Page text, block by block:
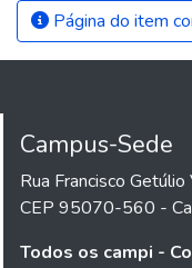
Página do item
Campus-Sede
Rua Francisco
CEP 95070-560 -
Todos os campi -